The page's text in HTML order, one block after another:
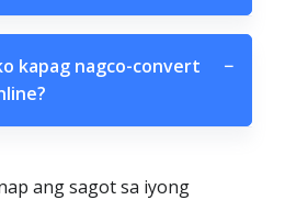
kapag nagco-convert
−
ang sagot sa iyong